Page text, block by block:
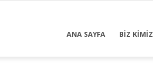
ANA SAYFA BİZ KİMİZ